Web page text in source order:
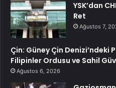
YSK’dan
Ret
Ağustos 7,
Çin: Güney Çin
Filipinler Ordusu ve Sahil
Ağustos 6, 2026